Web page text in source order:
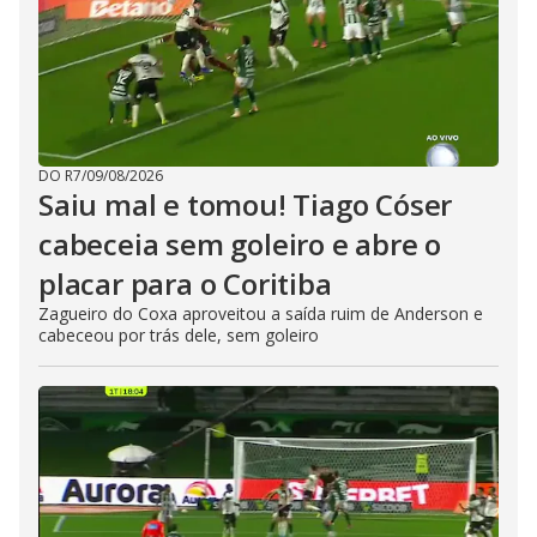
DO R7/09/08/2026
Saiu mal e tomou! Tiago Cóser
cabeceia sem goleiro e abre o
placar para o Coritiba
Zagueiro do Coxa aproveitou a saída ruim de Anderson e
cabeceou por trás dele, sem goleiro